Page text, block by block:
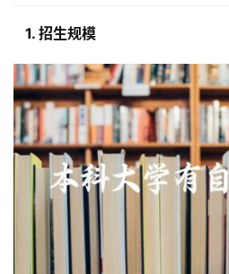
  1. 招生规模